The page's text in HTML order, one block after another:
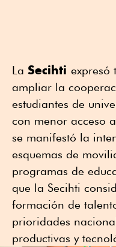
La Secihti expresó
ampliar la
estudiantes de
con menor acceso
se manifestó la
esquemas de
programas de
que la Secihti
formación de
prioridades
productivas y